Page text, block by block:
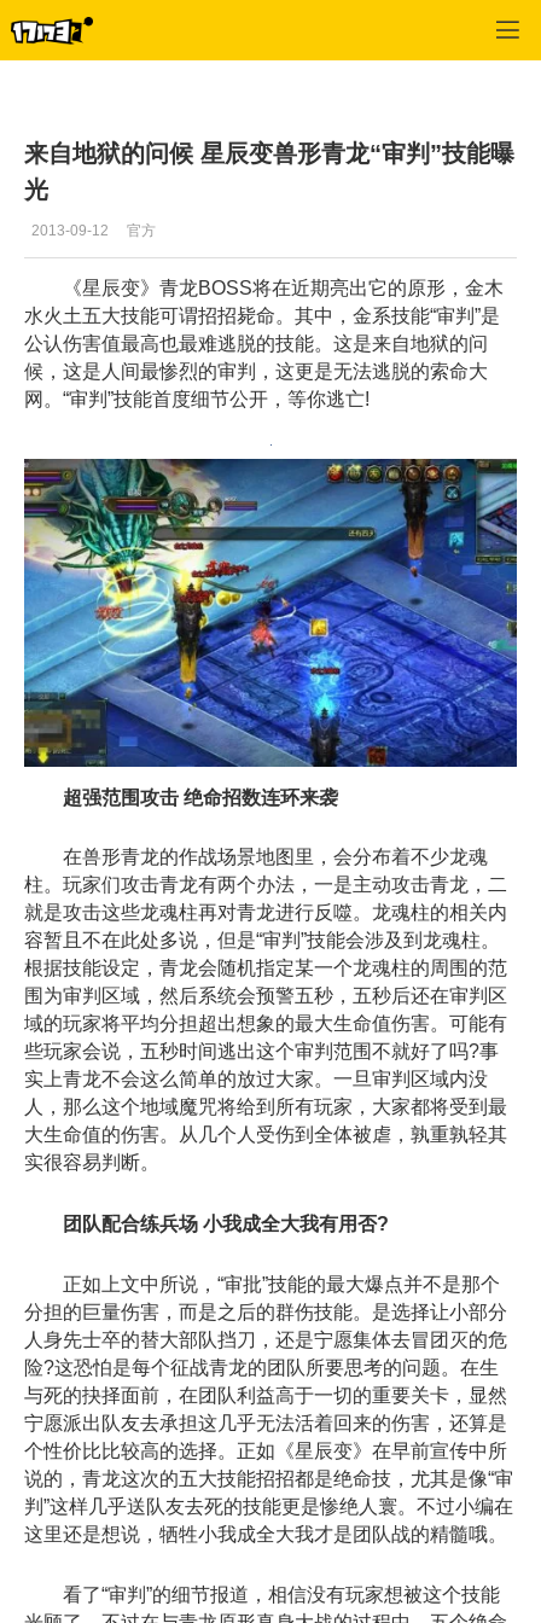
来自地狱的问候 星辰变兽形青龙“审判”技能曝
光
2013-09-12 官方
《星辰变》青龙BOSS将在近期亮出它的原形，金木
水火土五大技能可谓招招毙命。其中，金系技能“审判”是
公认伤害值最高也最难逃脱的技能。这是来自地狱的问
候，这是人间最惨烈的审判，这更是无法逃脱的索命大
网。“审判”技能首度细节公开，等你逃亡!
超强范围攻击 绝命招数连环来袭
在兽形青龙的作战场景地图里，会分布着不少龙魂
柱。玩家们攻击青龙有两个办法，一是主动攻击青龙，二
就是攻击这些龙魂柱再对青龙进行反噬。龙魂柱的相关内
容暂且不在此处多说，但是“审判”技能会涉及到龙魂柱。
根据技能设定，青龙会随机指定某一个龙魂柱的周围的范
围为审判区域，然后系统会预警五秒，五秒后还在审判区
域的玩家将平均分担超出想象的最大生命值伤害。可能有
些玩家会说，五秒时间逃出这个审判范围不就好了吗?事
实上青龙不会这么简单的放过大家。一旦审判区域内没
人，那么这个地域魔咒将给到所有玩家，大家都将受到最
大生命值的伤害。从几个人受伤到全体被虐，孰重孰轻其
实很容易判断。
团队配合练兵场 小我成全大我有用否?
正如上文中所说，“审批”技能的最大爆点并不是那个
分担的巨量伤害，而是之后的群伤技能。是选择让小部分
人身先士卒的替大部队挡刀，还是宁愿集体去冒团灭的危
险?这恐怕是每个征战青龙的团队所要思考的问题。在生
与死的抉择面前，在团队利益高于一切的重要关卡，显然
宁愿派出队友去承担这几乎无法活着回来的伤害，还算是
个性价比比较高的选择。正如《星辰变》在早前宣传中所
说的，青龙这次的五大技能招招都是绝命技，尤其是像“审
判”这样几乎送队友去死的技能更是惨绝人寰。不过小编在
这里还是想说，牺牲小我成全大我才是团队战的精髓哦。
看了“审判”的细节报道，相信没有玩家想被这个技能